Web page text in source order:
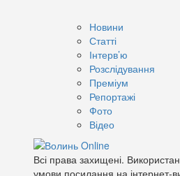
Новини
Статті
Інтерв’ю
Розслідування
Преміум
Репортажі
Фото
Відео
Всі права захищені.